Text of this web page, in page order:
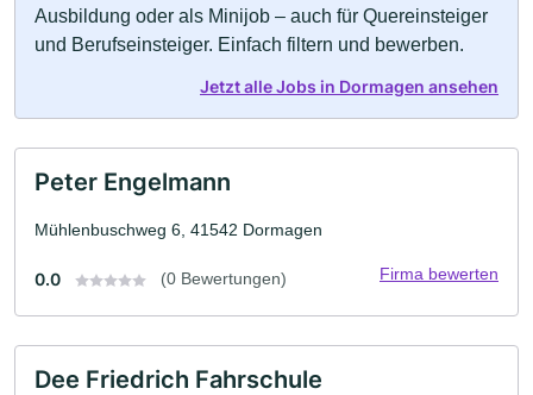
Ausbildung oder als Minijob – auch für Quereinsteiger
und Berufseinsteiger. Einfach filtern und bewerben.
Jetzt alle Jobs in Dormagen ansehen
Peter Engelmann
Mühlenbuschweg 6, 41542 Dormagen
0.0 (0 Bewertungen) Firma bewerten
Dee Friedrich Fahrschule